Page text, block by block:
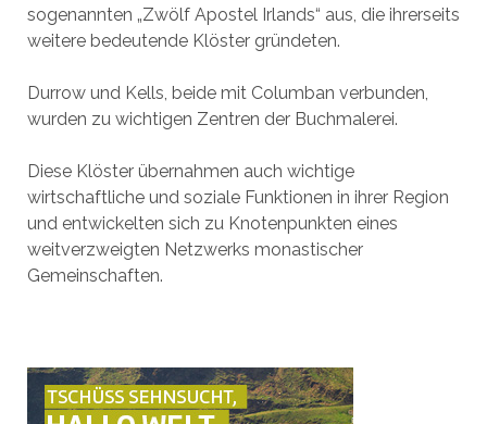
sogenannten „Zwölf Apostel Irlands“ aus, die ihrerseits
weitere bedeutende Klöster gründeten.
Durrow und Kells, beide mit Columban verbunden,
wurden zu wichtigen Zentren der Buchmalerei.
Diese Klöster übernahmen auch wichtige
wirtschaftliche und soziale Funktionen in ihrer Region
und entwickelten sich zu Knotenpunkten eines
weitverzweigten Netzwerks monastischer
Gemeinschaften.